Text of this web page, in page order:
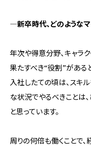
―新卒時代、どのような
年次や得意分野、キャラ
果たすべき“役割”がある
入社したての頃は、スキ
な状況でやるべきことは
と思っています。
周りの何倍も働くことで